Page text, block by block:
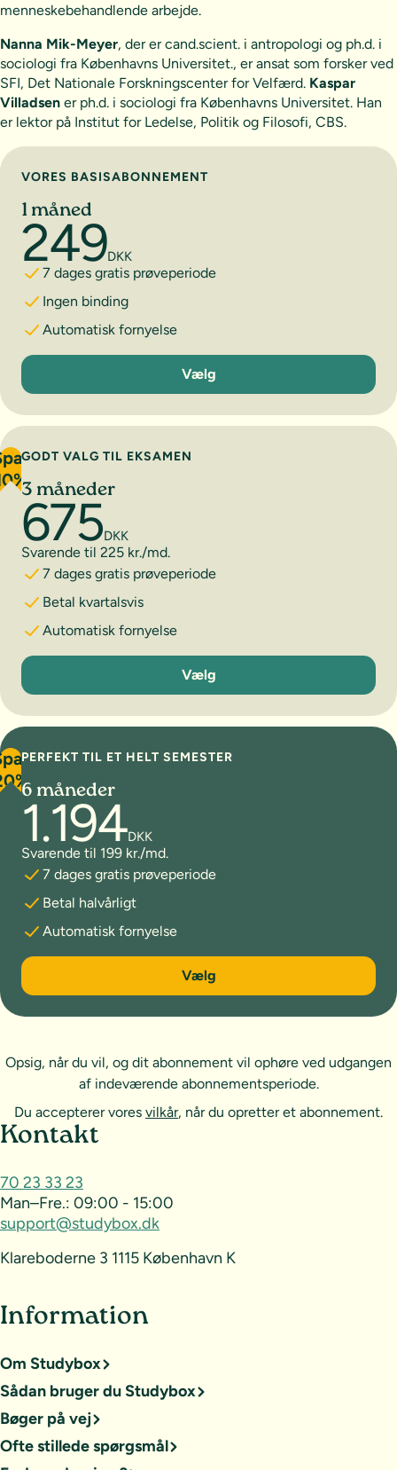
menneskebehandlende arbejde.
Nanna Mik-Meyer, der er cand.scient. i antropologi og ph.d. i
sociologi fra Københavns Universitet., er ansat som forsker ved
SFI, Det Nationale Forskningscenter for Velfærd. Kaspar
Villadsen er ph.d. i sociologi fra Københavns Universitet. Han
er lektor på Institut for Ledelse, Politik og Filosofi, CBS.
Vælg abonnement
VORES BASISABONNEMENT
1 måned
249DKK
7 dages gratis prøveperiode
Ingen binding
Automatisk fornyelse
1 måned
Vælg
GODT VALG TIL EKSAMEN
3 måneder
675DKK
Svarende til 225 kr./md.
7 dages gratis prøveperiode
Betal kvartalsvis
Automatisk fornyelse
3 måneder
Vælg
PERFEKT TIL ET HELT SEMESTER
6 måneder
1.194DKK
Svarende til 199 kr./md.
7 dages gratis prøveperiode
Betal halvårligt
Automatisk fornyelse
6 måneder
Vælg
Opsig, når du vil, og dit abonnement vil ophøre ved udgangen
af indeværende abonnementsperiode.
Du accepterer vores vilkår, når du opretter et abonnement.
Sideoversigt og kontakt
Kontakt
70 23 33 23
Man–Fre.: 09:00 - 15:00
support@studybox.dk
Klareboderne 3 1115 København K
Information
Om Studybox
Sådan bruger du Studybox
Bøger på vej
Ofte stillede spørgsmål